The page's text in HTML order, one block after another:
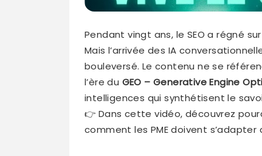
Pendant vingt ans, le SEO a régné
Mais l’arrivée des IA
bouleversé. Le contenu ne se
l’ère du GEO – Generative Engine
intelligences qui synthétisent le
👉 Dans cette vidéo, découvrez
comment les PME doivent